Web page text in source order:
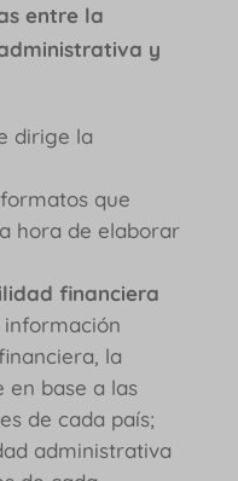
entre la
y
dirige la
que
hora de elaborar
financiera
la
en base a las
de cada país;
administrativa